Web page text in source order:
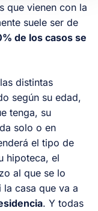
que vienen con la
suele ser de
de los casos se
distintas
según su edad,
tenga, su
solo o en
el tipo de
hipoteca, el
al que se lo
casa que va a
. Y todas